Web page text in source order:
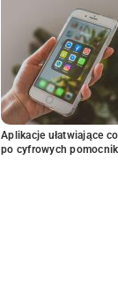
Aplikacje ułatwiające
po cyfrowych